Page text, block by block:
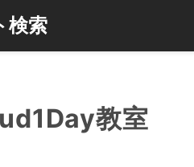
検索
教室